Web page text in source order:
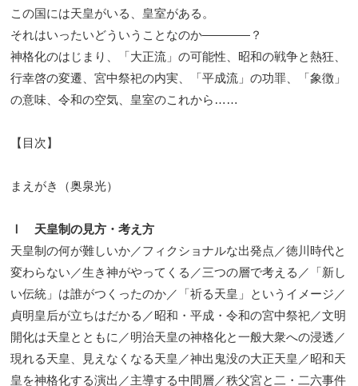
この国には天皇がいる、皇室がある。
それはいったいどういうことなのか――――？
神格化のはじまり、「大正流」の可能性、昭和の戦争と熱狂、
行幸啓の変遷、宮中祭祀の内実、「平成流」の功罪、「象徴」
の意味、令和の空気、皇室のこれから……
【目次】
まえがき（奥泉光）
Ⅰ 天皇制の見方・考え方
天皇制の何が難しいか／フィクショナルな出発点／徳川時代と
変わらない／生き神がやってくる／三つの層で考える／「新し
い伝統」は誰がつくったのか／「祈る天皇」というイメージ／
貞明皇后が立ちはだかる／昭和・平成・令和の宮中祭祀／文明
開化は天皇とともに／明治天皇の神格化と一般大衆への浸透／
現れる天皇、見えなくなる天皇／神出鬼没の大正天皇／昭和天
皇を神格化する演出／主導する中間層／秩父宮と二・二六事件